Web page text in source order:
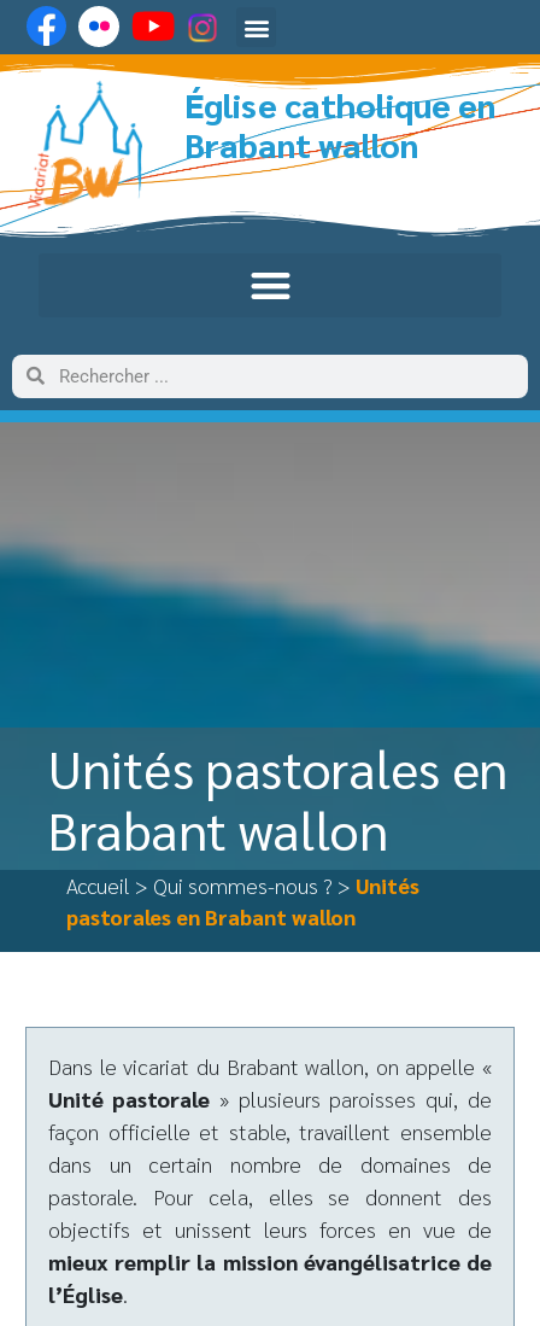
Église catholique en
Brabant wallon
Unités pastorales en
Brabant wallon
Accueil > Qui sommes-nous ? > Unités
pastorales en Brabant wallon
Dans le vicariat du Brabant wallon, on appelle «
Unité pastorale» plusieurs paroisses qui, de
façon officielle et stable, travaillent ensemble
dans un certain nombre de domaines de
pastorale. Pour cela, elles se donnent des
objectifs et unissent leurs forces en vue de
mieux remplir la mission évangélisatrice de
l’Église.